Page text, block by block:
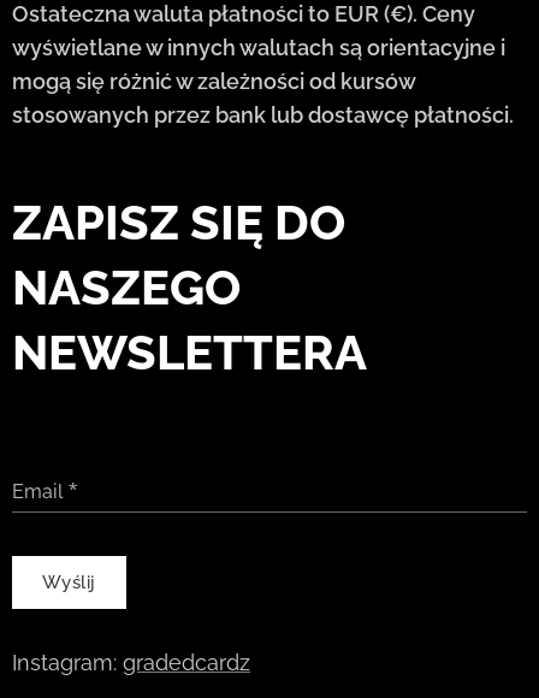
Ostateczna waluta płatności to EUR (€). Ceny
wyświetlane w innych walutach są orientacyjne i
mogą się różnić w zależności od kursów
stosowanych przez bank lub dostawcę płatności.
ZAPISZ SIĘ DO
NASZEGO
NEWSLETTERA
Email
Wyślij
Instagram: gradedcardz